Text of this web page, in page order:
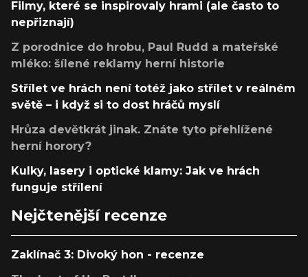
Filmy, které se inspirovaly hrami (ale často to
nepřiznají)
Z porodnice do hrobu, Paul Rudd a mateřské
mléko: šílené reklamy herní historie
Střílet ve hrách není totéž jako střílet v reálném
světě – i když si to dost hráčů myslí
Hrůza devětkrát jinak. Znáte tyto přehlížené
herní horory?
Kulky, lasery i optické klamy: Jak ve hrách
funguje střílení
Nejčtenější recenze
Zaklínač 3: Divoký hon - recenze